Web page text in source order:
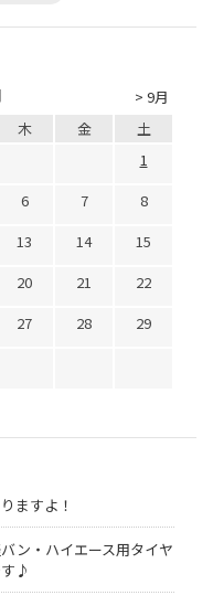
> 9月
木 金
土
1
6 7
8
13 14
15
20 21
22
27 28
29
ますよ！
ン・ハイエース用タイヤ
す♪